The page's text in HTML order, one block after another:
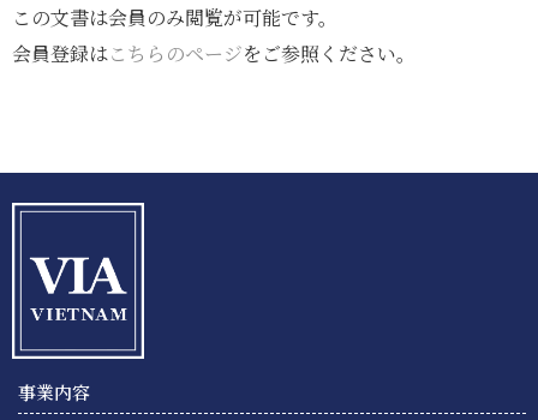
この文書は会員のみ閲覧が可能です。
会員登録はこちらのページをご参照ください。
事業内容